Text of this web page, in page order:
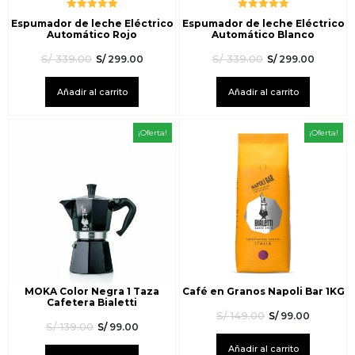
Espumador de leche Eléctrico
Automático Rojo
S/339.00 S/299.00
Añadir al carrito
Valorado
con5.00de
5
Espumador de leche Eléctrico
Automático Blanco
S/339.00 S/299.00
Añadir al carrito
Valorado
con5.00de
5
¡Oferta!
MOKA Color Negra 1 Taza
Cafetera Bialetti
S/139.00 S/99.00
¡Oferta!
Café en Granos Napoli Bar 1KG
S/149.00 S/99.00
Añadir al carrito